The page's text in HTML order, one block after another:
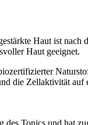
Haut ist
Haut geeignet.
die Zellaktivität
Tonics und hat